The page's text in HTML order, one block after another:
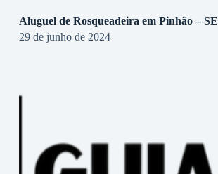
Aluguel de Rosqueadeira em Pinhão – SE
29 de junho de 2024